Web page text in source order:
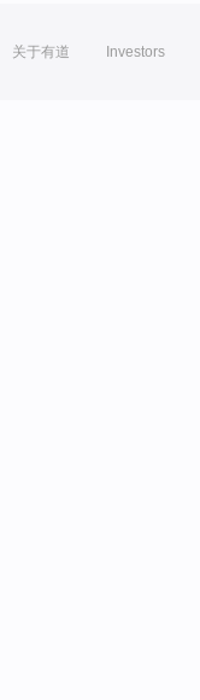
关于有道 Investors